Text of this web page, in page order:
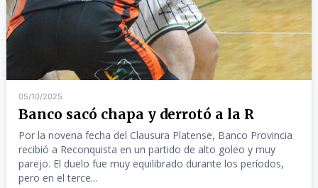
05/10/2025
Banco sacó chapa y derrotó a la R
Por la novena fecha del Clausura Platense, Banco Provincia
recibió a Reconquista en un partido de alto goleo y muy
parejo. El duelo fue muy equilibrado durante los períodos,
pero en el terce...